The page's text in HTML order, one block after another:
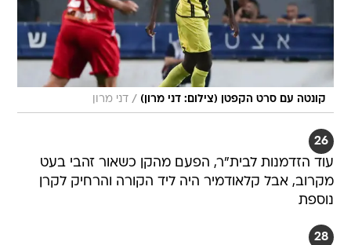
קונטה עם סרט הקפטן (צילום: דני מרון) / דני מרון
26
עוד הזדמנות לבית"ר, הפעם מהקן כשאור זהבי בעט
מקרוב, אבל קלאודמיר היה ליד הקורה והרחיק לקרן
נוספת
28